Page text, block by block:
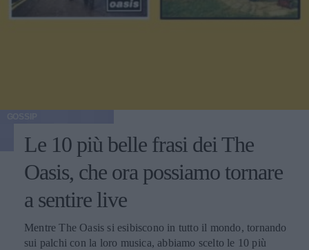
Le 10 più belle frasi dei The
Oasis, che ora possiamo tornare
a sentire live
Mentre The Oasis si esibiscono in tutto il mondo, tornando
sui palchi con la loro musica, abbiamo scelto le 10 più